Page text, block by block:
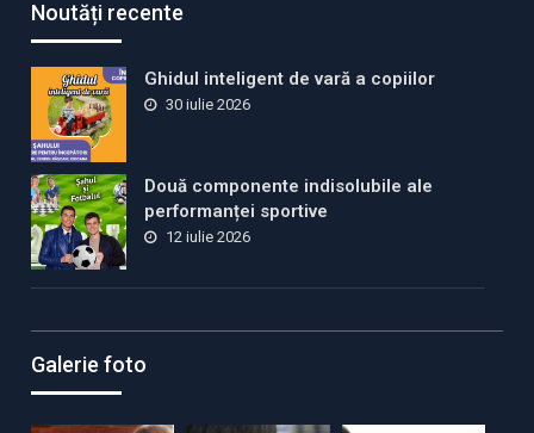
Noutăți recente
Ghidul inteligent de vară a copiilor
30 iulie 2026
Două componente indisolubile ale
performanței sportive
12 iulie 2026
Galerie foto